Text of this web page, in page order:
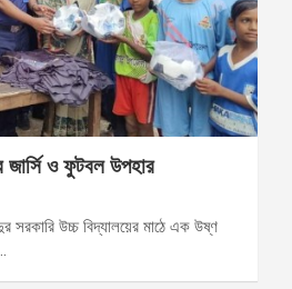
জার্সি ও ফুটবল উপহার
উচ্চ বিদ্যালয়ের মাঠে এক উষ্ণ